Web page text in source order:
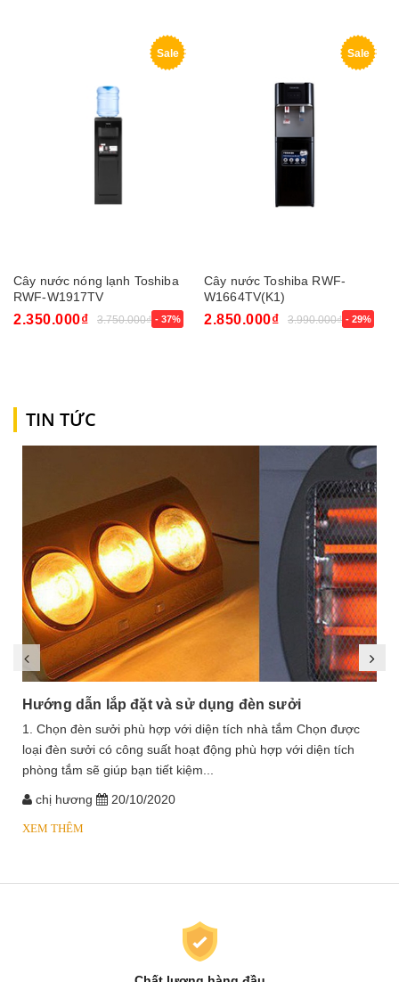
Sale
Cây nước nóng lạnh Toshiba
RWF-W1917TV
2.350.000₫ 3.750.000₫ - 37%
Sale
Cây nước Toshiba RWF-
W1664TV(K1)
2.850.000₫ 3.990.000₫ - 29%
TIN TỨC
Hướng dẫn lắp đặt và sử dụng đèn sưởi
1. Chọn đèn sưởi phù hợp với diện tích nhà tắm Chọn được
loại đèn sưởi có công suất hoạt động phù hợp với diện tích
phòng tắm sẽ giúp bạn tiết kiệm...
chị hương 20/10/2020
XEM THÊM